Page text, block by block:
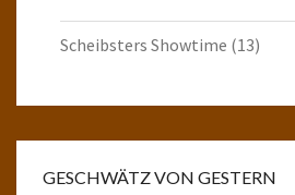
Scheibsters Showtime (13)
GESCHWÄTZ VON GESTERN